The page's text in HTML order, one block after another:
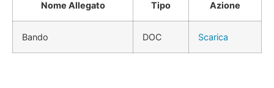
Nome Allegato Tipo Azione
Bando DOC Scarica